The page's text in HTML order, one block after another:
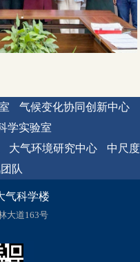
气候变化协同创新中心
学实验室
大气环境研究中心
中尺度
队
气科学楼
大道163号